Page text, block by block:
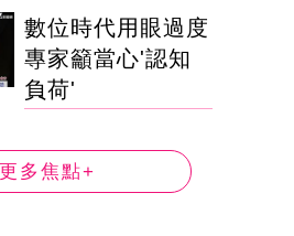
數位時代用眼過度
專家籲當心'認知
負荷'
更多焦點+